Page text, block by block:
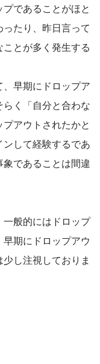
であることがほと
たり、昨日言って
とが多く発生する
早期にドロップア
く「自分と合わな
アウトされたかと
して経験するであ
であることは間違
般的にはドロップ
期にドロップアウ
し注視しておりま